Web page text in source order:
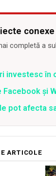
conexe
completă a
investesc în
Facebook și
pot afecta
ARTICOLE